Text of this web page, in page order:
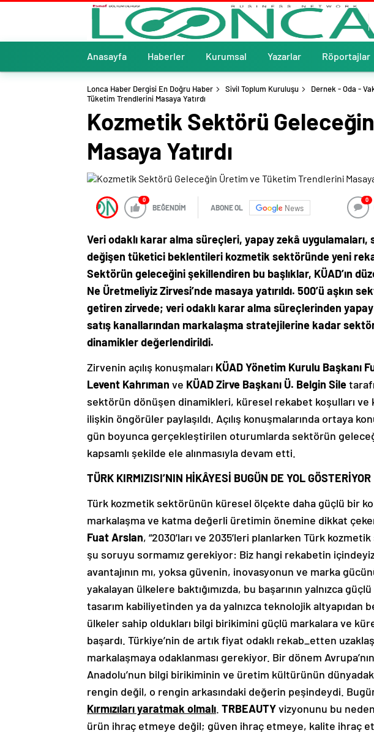
Anasayfa Haberler Kurumsal Yazarlar Röportajlar
Lonca Haber Dergisi En Doğru Haber Sivil Toplum Kuruluşu Dernek - Oda -
Tüketim Trendlerini Masaya Yatırdı
Kozmetik Sektörü
Masaya Yatırdı
0
BEĞENDİM ABONE OL News
0
Veri odaklı karar alma süreçleri, yapay zekâ uygulamaları,
değişen tüketici beklentileri kozmetik sektöründe yeni
Sektörün geleceğini şekillendiren bu başlıklar, KÜAD’ın
Ne Üretmeliyiz Zirvesi’nde masaya yatırıldı. 500’ü aşkın
getiren zirvede; veri odaklı karar alma süreçlerinden
satış kanallarından markalaşma stratejilerine kadar
dinamikler değerlendirildi.
Zirvenin açılış konuşmaları KÜAD Yönetim Kurulu Başkanı
Levent Kahrıman ve KÜADZirve Başkanı Ü. Belgin Sile
sektörün dönüşen dinamikleri, küresel rekabet koşulları
ilişkin öngörüler paylaşıldı. Açılış konuşmalarında ortaya
gün boyunca gerçekleştirilen oturumlarda sektörün
kapsamlı şekilde ele alınmasıyla devam etti.
TÜRK KIRMIZISI’NIN HİKÂYESİ BUGÜN DE YOL GÖSTERİYOR
Türk kozmetik sektörünün küresel ölçekte daha güçlü bir
markalaşma ve katma değerli üretimin önemine dikkat
Fuat Arslan, “2030’ları ve 2035’leri planlarken Türk
şu soruyu sormamız gerekiyor: Biz hangi rekabetin
avantajının mı, yoksa güvenin, inovasyonun ve marka
yakalayan ülkelere baktığımızda, bu başarının yalnızca
tasarım kabiliyetinden ya da yalnızca teknolojik altyapıdan
ülkeler sahip oldukları bilgi birikimini güçlü markalara ve
başardı. Türkiye’nin de artık fiyat odaklı rekab_etten
markalaşmaya odaklanması gerekiyor. Bir dönem
Anadolu’nun bilgi birikiminin ve üretim kültürünün dünyadaki
rengin değil, o rengin arkasındaki değerin peşindeydi.
Kırmızıları yaratmak olmalı. TRBEAUTYvizyonunu bu
ürün ihraç etmeye değil; güven ihraç etmeye, kalite ihraç